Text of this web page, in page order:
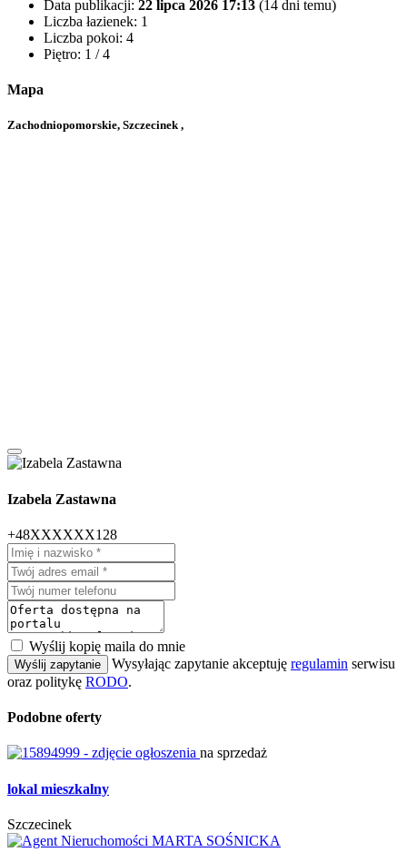
Data publikacji: 22 lipca 2026 17:13 (14 dni temu)
Liczba łazienek: 1
Liczba pokoi: 4
Piętro: 1 / 4
Mapa
Zachodniopomorskie, Szczecinek ,
Izabela Zastawna
+48XXXXXX128
Wyślij kopię maila do mnie
Wyślij zapytanie Wysyłając zapytanie akceptuję regulamin serwisu
oraz politykę RODO.
Podobne oferty
na sprzedaż
lokal mieszkalny
Szczecinek